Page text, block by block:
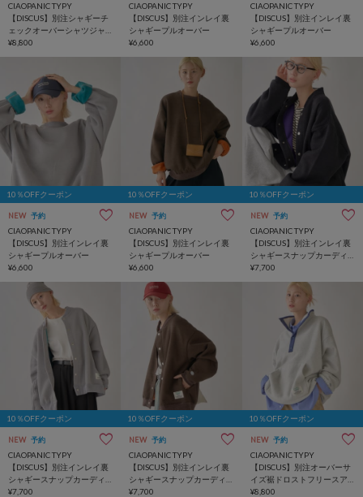
CIAOPANIC TYPY
【DISCUS】別注シャギーチ
ェックオーバーシャツジャ
ケット
¥8,800
CIAOPANIC TYPY
【DISCUS】別注インレイ裏
シャギープルオーバー
¥6,600
CIAOPANIC TYPY
【DISCUS】別注インレイ裏
シャギープルオーバー
¥6,600
10％OFFクーポン
NEW 予約
CIAOPANIC TYPY
【DISCUS】別注インレイ裏
シャギープルオーバー
¥6,600
10％OFFクーポン
NEW 予約
CIAOPANIC TYPY
【DISCUS】別注インレイ裏
シャギープルオーバー
¥6,600
10％OFFクーポン
NEW 予約
CIAOPANIC TYPY
【DISCUS】別注インレイ裏
シャギースナップカーディ
ガン
¥7,700
10％OFFクーポン
NEW 予約
CIAOPANIC TYPY
【DISCUS】別注インレイ裏
シャギースナップカーディ
ガン
¥7,700
10％OFFクーポン
NEW 予約
CIAOPANIC TYPY
【DISCUS】別注インレイ裏
シャギースナップカーディ
ガン
¥7,700
10％OFFクーポン
NEW 予約
CIAOPANIC TYPY
【DISCUS】別注オーバーサ
イズ裾ドロストフリースア
ノラックプルオーバー
¥8,800